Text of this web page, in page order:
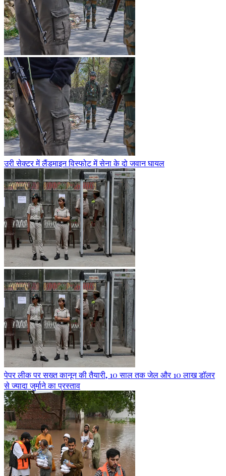
उरी सेक्टर में लैंडमाइन विस्फोट में सेना के दो जवान घायल
पेपर लीक पर सख्त कानून की तैयारी, 10 साल तक जेल और 10 लाख डॉलर
से ज्यादा जुर्माने का प्रस्ताव